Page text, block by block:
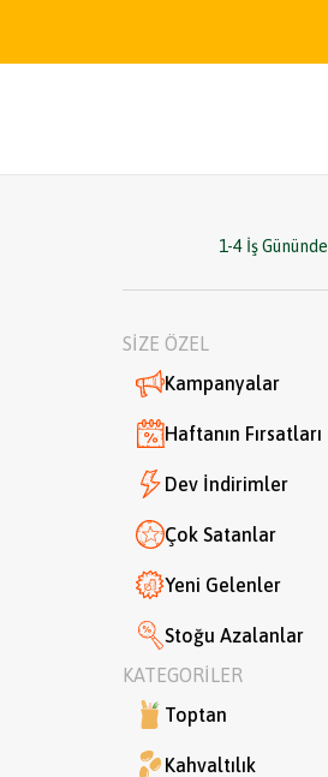
1-4 İş Gününde
SİZE ÖZEL
Kampanyalar
Haftanın Fırsatları
Dev İndirimler
Çok Satanlar
Yeni Gelenler
Stoğu Azalanlar
KATEGORİLER
Toptan
Kahvaltılık